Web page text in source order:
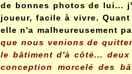
de bonnes photos de lui...
joueur, facile à vivre.
elle n'a malheureusement
que nous venions de
le bâtiment d'à côté...
conception morcelé des